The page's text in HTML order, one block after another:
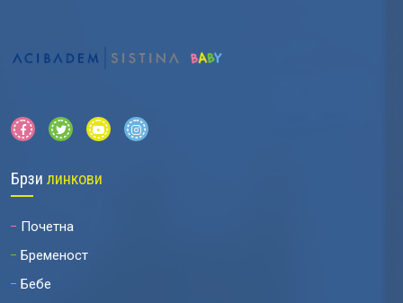
Брзи линкови
Почетна
Бременост
Бебе